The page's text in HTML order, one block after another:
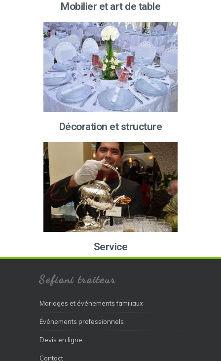
Mobilier et art de table
Décoration et structure
Service
Sefiani traiteur
Mariages et événements familiaux
Événements professionnels
Devis en ligne
Contact